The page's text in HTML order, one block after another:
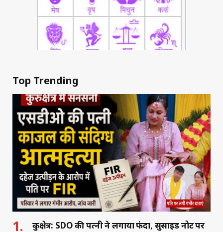
Top Trending
कुरुक्षेत्र: SDO की पत्नी ने लगाया फंदा, सुसाइड नोट पर